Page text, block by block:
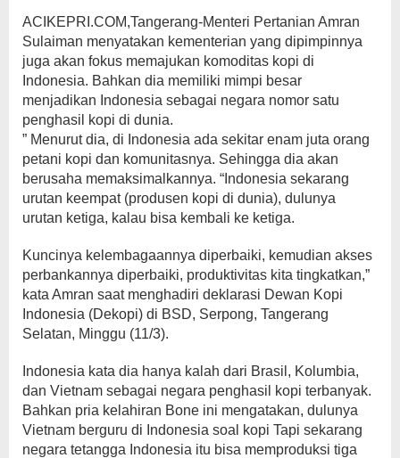
ACIKEPRI.COM,Tangerang-Menteri Pertanian Amran
Sulaiman menyatakan kementerian yang dipimpinnya
juga akan fokus memajukan komoditas kopi di
Indonesia. Bahkan dia memiliki mimpi besar
menjadikan Indonesia sebagai negara nomor satu
penghasil kopi di dunia.
” Menurut dia, di Indonesia ada sekitar enam juta orang
petani kopi dan komunitasnya. Sehingga dia akan
berusaha memaksimalkannya. “Indonesia sekarang
urutan keempat (produsen kopi di dunia), dulunya
urutan ketiga, kalau bisa kembali ke ketiga.
Kuncinya kelembagaannya diperbaiki, kemudian akses
perbankannya diperbaiki, produktivitas kita tingkatkan,”
kata Amran saat menghadiri deklarasi Dewan Kopi
Indonesia (Dekopi) di BSD, Serpong, Tangerang
Selatan, Minggu (11/3).
Indonesia kata dia hanya kalah dari Brasil, Kolumbia,
dan Vietnam sebagai negara penghasil kopi terbanyak.
Bahkan pria kelahiran Bone ini mengatakan, dulunya
Vietnam berguru di Indonesia soal kopi Tapi sekarang
negara tetangga Indonesia itu bisa memproduksi tiga